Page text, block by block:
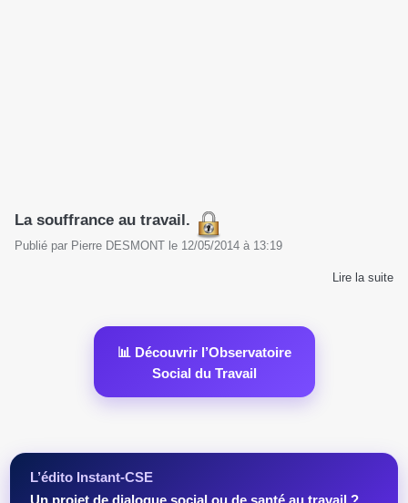
La souffrance au travail.
Publié par Pierre DESMONT le 12/05/2014 à 13:19
Lire la suite
📊 Découvrir l’Observatoire
Social du Travail
L’édito Instant-CSE